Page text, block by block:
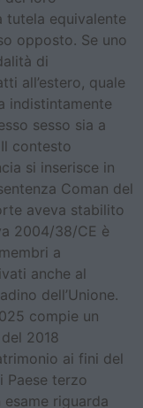
tutela equivalente
opposto. Se uno
di
all’estero, quale
indistintamente
sesso sia a
contesto
si inserisce in
Coman del
aveva stabilito
2004/38/CE è
a
anche al
dell’Unione.
compie un
2018
ai fini del
terzo
riguarda